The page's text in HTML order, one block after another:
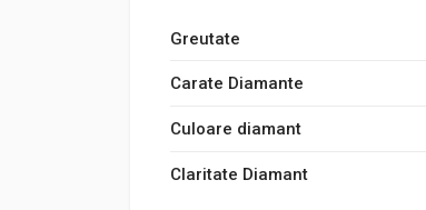
Greutate
Carate Diamante
Culoare diamant
Claritate Diamant